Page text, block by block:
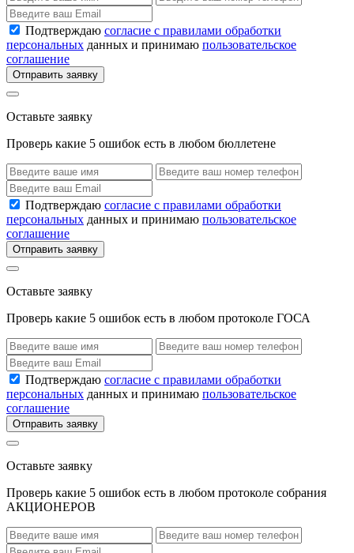
Подтверждаю согласие с правилами обработки
персональных данных и принимаю пользовательское
соглашение
Отправить заявку
Оставьте заявку
Проверь какие 5 ошибок есть в любом бюллетене
Подтверждаю согласие с правилами обработки
персональных данных и принимаю пользовательское
соглашение
Отправить заявку
Оставьте заявку
Проверь какие 5 ошибок есть в любом протоколе ГОСА
Подтверждаю согласие с правилами обработки
персональных данных и принимаю пользовательское
соглашение
Отправить заявку
Оставьте заявку
Проверь какие 5 ошибок есть в любом протоколе собрания
АКЦИОНЕРОВ